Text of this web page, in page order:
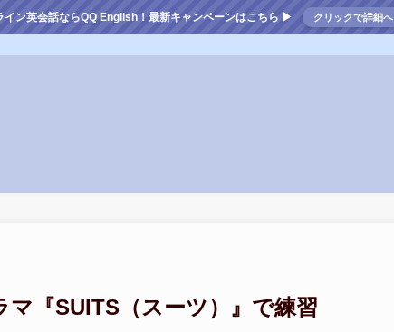
イン英会話ならQQ English！最新キャンペーンはこちら ▶ クリックで詳細へ
マ『SUITS（スーツ）』で練習